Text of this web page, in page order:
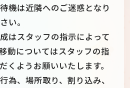
機は近隣へのご迷惑となり
い。
はスタッフの指示によって
動についてはスタッフの指
くようお願いいたします。
為、場所取り、割り込み、